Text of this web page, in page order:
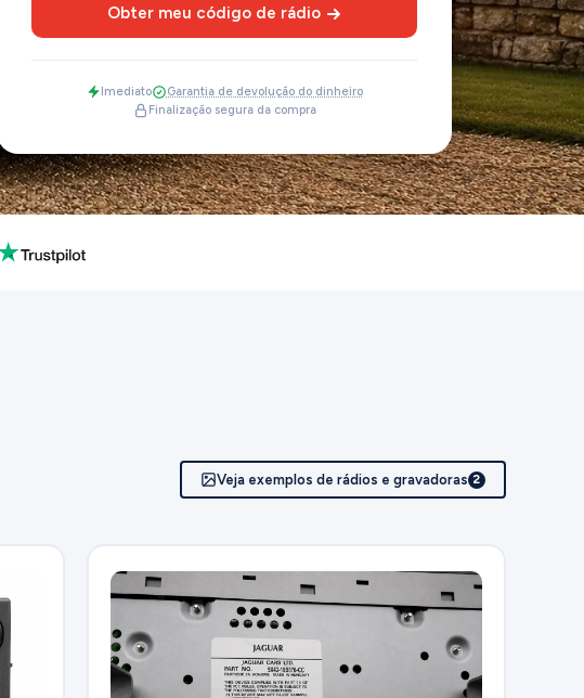
Obter meu código de rádio
Imediato
Garantia de devolução do dinheiro
Finalização segura da compra
Veja exemplos de rádios e gravadoras 2